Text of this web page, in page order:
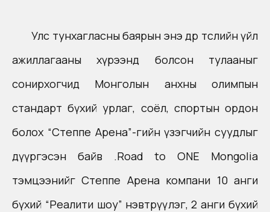
Улс тунхагласны баярын энэ өдөр төслийн үйл
ажиллагааны хүрээнд болсон тулааныг
сонирхогчид Монголын анхны олимпын
стандарт бүхий урлаг, соёл, спортын ордон
болох “Степпе Арена”-гийн үзэгчийн суудлыг
дүүргэсэн байв .Road to ONE Mongolia
тэмцээнийг Степпе Арена компани 10 анги
бүхий “Реалити шоу” нэвтрүүлэг, 2 анги бүхий